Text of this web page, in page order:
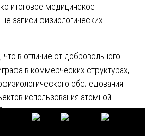
итоговое медицинское
записи физиологических
в отличие от добровольного
в коммерческих структурах,
обследования
использования атомной
в силу прямого
от прохождения обследования